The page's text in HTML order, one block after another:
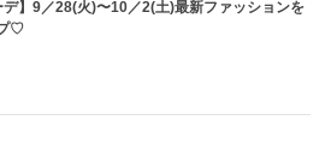
デ】9／28(火)〜10／2(土)最新ファッションを
♡